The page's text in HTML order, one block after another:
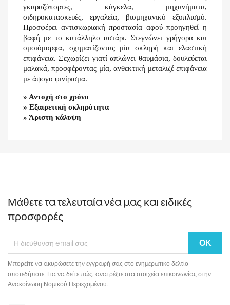
γκαραζόπορτες, κάγκελα, μηχανήματα,
σιδηροκατασκευές, εργαλεία, βιομηχανικό εξοπλισμό.
Προσφέρει αντισκωριακή προστασία αφού προηγηθεί η
βαφή με το κατάλληλο αστάρι. Στεγνώνει γρήγορα και
ομοιόμορφα, σχηματίζοντας μία σκληρή και ελαστική
επιφάνεια. Ξεχωρίζει γιατί απλώνει θαυμάσια, δουλεύεται
μαλακά, προσφέροντας μία, ανθεκτική μεταλιζέ επιφάνεια
με άψογο φινίρισμα.
» Αντοχή στο χρόνο
» Εξαιρετική σκληρότητα
» Άριστη κάλυψη
Μάθετε τα τελευταία νέα μας και ειδικές
προσφορές
Μπορείτε να ακυρώσετε την εγγραφή σας στο ενημερωτικό δελτίο
οποτεδήποτε. Για να δείτε πώς, ανατρέξτε στα στοιχεία επικοινωνίας στην
Ανακοίνωση Νομικού Περιεχομένου.